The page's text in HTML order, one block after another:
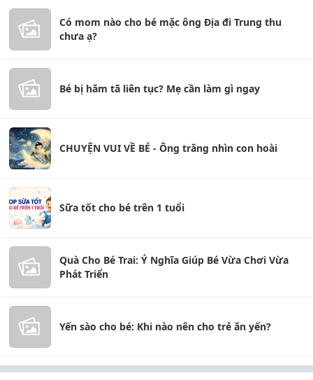
Có mom nào cho bé mặc ông Địa đi Trung thu
chưa ạ?
Bé bị hăm tã liên tục? Mẹ cần làm gì ngay
CHUYỆN VUI VỀ BÉ - Ông trăng nhìn con hoài
Sữa tốt cho bé trên 1 tuổi
Quà Cho Bé Trai: Ý Nghĩa Giúp Bé Vừa Chơi Vừa
Phát Triển
Yến sào cho bé: Khi nào nên cho trẻ ăn yến?